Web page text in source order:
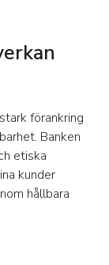
förankring
Banken
etiska
kunder
hållbara